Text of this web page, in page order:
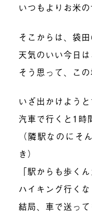
いつもよりお米の
そこからは、袋田
天気のいい今日
そう思って、この
いざ出かけようと
汽車で行くと1時
（隣駅なのにそ
き）
「駅からも歩くん
ハイキング行く
結局、車で送って